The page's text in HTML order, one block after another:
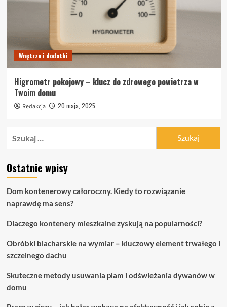
Wnętrze i dodatki
Higrometr pokojowy – klucz do zdrowego powietrza w
Twoim domu
Redakcja 20 maja, 2025
Ostatnie wpisy
Dom kontenerowy całoroczny. Kiedy to rozwiązanie
naprawdę ma sens?
Dlaczego kontenery mieszkalne zyskują na popularności?
Obróbki blacharskie na wymiar – kluczowy element trwałego i
szczelnego dachu
Skuteczne metody usuwania plam i odświeżania dywanów w
domu